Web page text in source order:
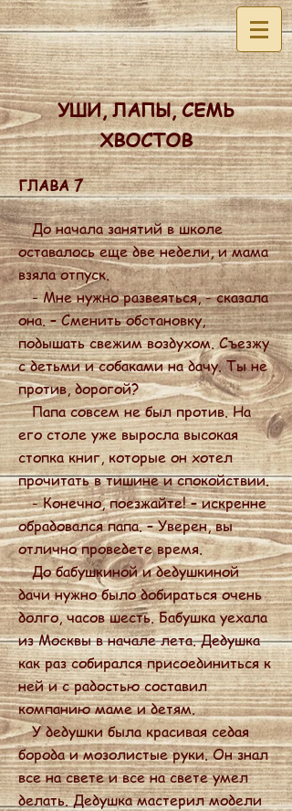
УШИ, ЛАПЫ, СЕМЬ
ХВОСТОВ
ГЛАВА 7
До начала занятий в школе
оставалось еще две недели, и мама
взяла отпуск.
- Мне нужно развеяться, - сказала
она. – Сменить обстановку,
подышать свежим воздухом. Съезжу
с детьми и собаками на дачу. Ты не
против, дорогой?
Папа совсем не был против. На
его столе уже выросла высокая
стопка книг, которые он хотел
прочитать в тишине и спокойствии.
- Конечно, поезжайте! – искренне
обрадовался папа. – Уверен, вы
отлично проведете время.
До бабушкиной и дедушкиной
дачи нужно было добираться очень
долго, часов шесть. Бабушка уехала
из Москвы в начале лета. Дедушка
как раз собирался присоединиться к
ней и с радостью составил
компанию маме и детям.
У дедушки была красивая седая
борода и мозолистые руки. Он знал
все на свете и все на свете умел
делать. Дедушка мастерил модели